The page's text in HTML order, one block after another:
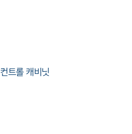
컨트롤 캐비닛